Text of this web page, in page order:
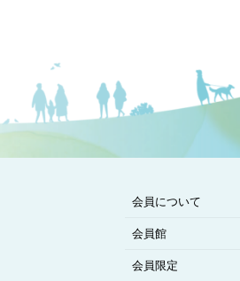
会員について
会員館
会員限定